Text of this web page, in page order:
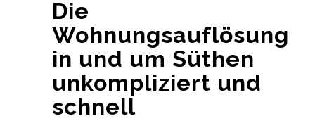
Die
Wohnungsauflösung
in und um Süthen
unkompliziert und
schnell